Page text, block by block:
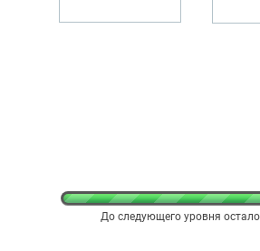
До следующего уровня